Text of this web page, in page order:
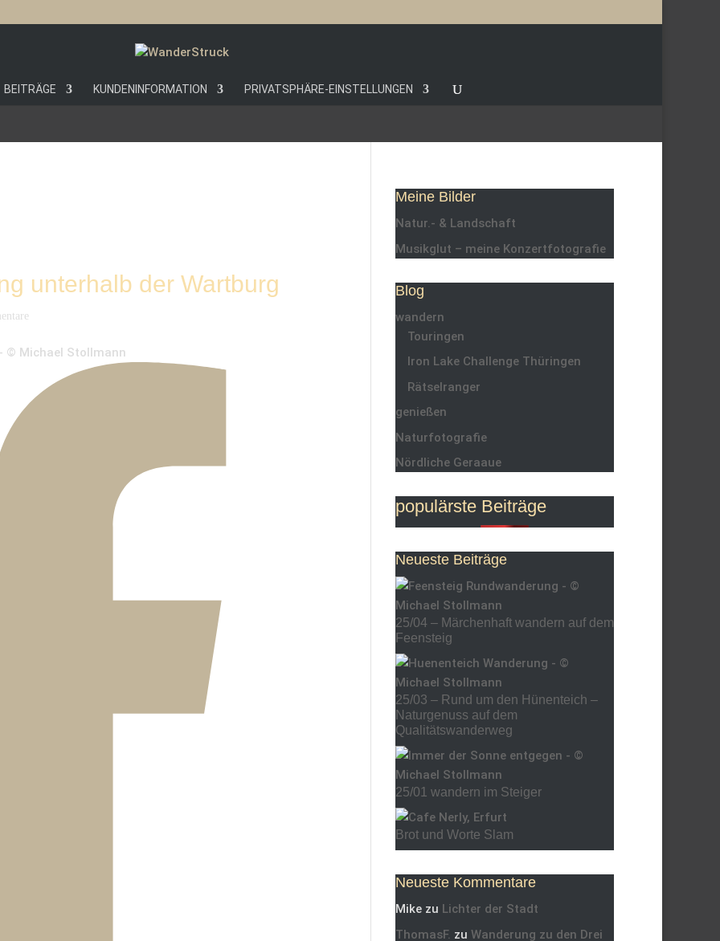
BEITRÄGE KUNDENINFORMATION PRIVATSPHÄRE-EINSTELLUNGEN
unterhalb der Wartburg
Meine Bilder
Natur.- & Landschaft
Musikglut – meine Konzertfotografie
Blog
wandern
Touringen
Iron Lake Challenge Thüringen
Rätselranger
genießen
Naturfotografie
Nördliche Geraaue
populärste Beiträge
Neueste Beiträge
25/04 – Märchenhaft wandern auf dem
Feensteig
25/03 – Rund um den Hünenteich –
Naturgenuss auf dem
Qualitätswanderweg
25/01 wandern im Steiger
Brot und Worte Slam
Neueste Kommentare
Mikezu Lichter der Stadt
ThomasF. zu Wanderung zu den Drei